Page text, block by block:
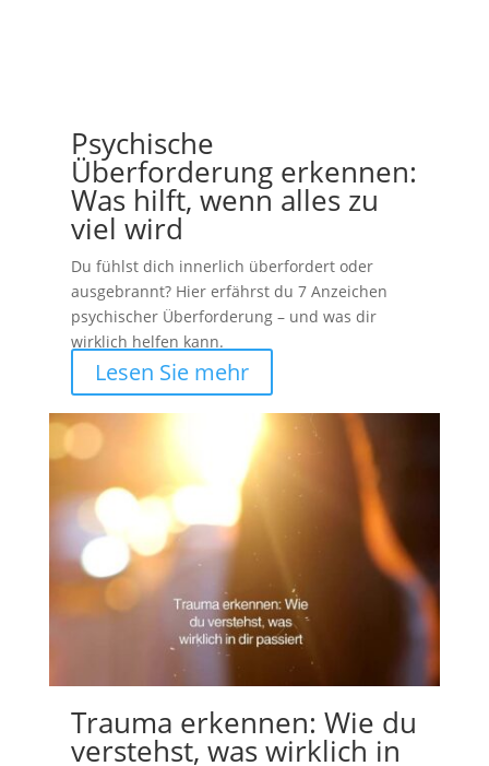
Psychische
Überforderung erkennen:
Was hilft, wenn alles zu
viel wird
Du fühlst dich innerlich überfordert oder
ausgebrannt? Hier erfährst du 7 Anzeichen
psychischer Überforderung – und was dir
wirklich helfen kann.
Lesen Sie mehr
Trauma erkennen: Wie du
verstehst, was wirklich in